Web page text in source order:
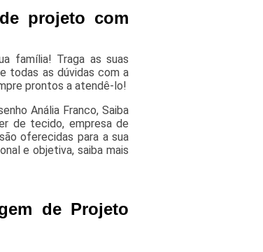
projeto com
família! Traga as suas
todas as dúvidas com a
prontos a atendê-lo!
Anália Franco, Saiba
de tecido, empresa de
oferecidas para a sua
e objetiva, saiba mais
de Projeto